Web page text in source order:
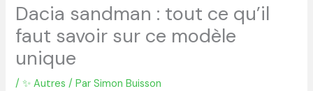
Dacia sandman : tout ce qu’il
faut savoir sur ce modèle
unique
/✨ Autres / ParSimon Buisson